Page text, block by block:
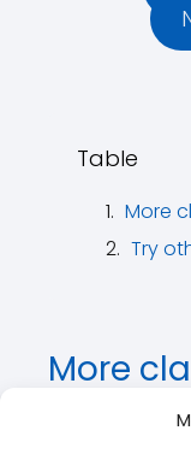
Table
More
Try
More